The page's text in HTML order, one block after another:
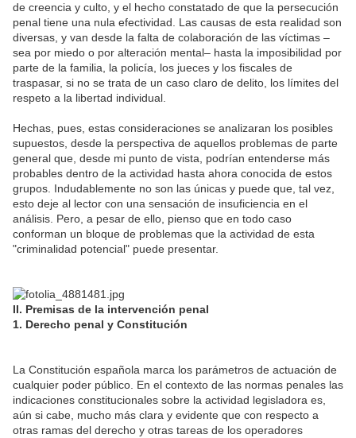
de creencia y culto, y el hecho constatado de que la persecución
penal tiene una nula efectividad. Las causas de esta realidad son
diversas, y van desde la falta de colaboración de las víctimas –
sea por miedo o por alteración mental– hasta la imposibilidad por
parte de la familia, la policía, los jueces y los fiscales de
traspasar, si no se trata de un caso claro de delito, los límites del
respeto a la libertad individual.
Hechas, pues, estas consideraciones se analizaran los posibles
supuestos, desde la perspectiva de aquellos problemas de parte
general que, desde mi punto de vista, podrían entenderse más
probables dentro de la actividad hasta ahora conocida de estos
grupos. Indudablemente no son las únicas y puede que, tal vez,
esto deje al lector con una sensación de insuficiencia en el
análisis. Pero, a pesar de ello, pienso que en todo caso
conforman un bloque de problemas que la actividad de esta
"criminalidad potencial" puede presentar.
II. Premisas de la intervención penal
1. Derecho penal y Constitución
La Constitución española marca los parámetros de actuación de
cualquier poder público. En el contexto de las normas penales las
indicaciones constitucionales sobre la actividad legisladora es,
aún si cabe, mucho más clara y evidente que con respecto a
otras ramas del derecho y otras tareas de los operadores